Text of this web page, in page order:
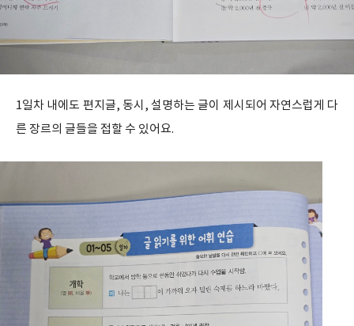
1일차 내에도 편지글, 동시, 설명하는 글이 제시되어 자연스럽게 다
른 장르의 글들을 접할 수 있어요.